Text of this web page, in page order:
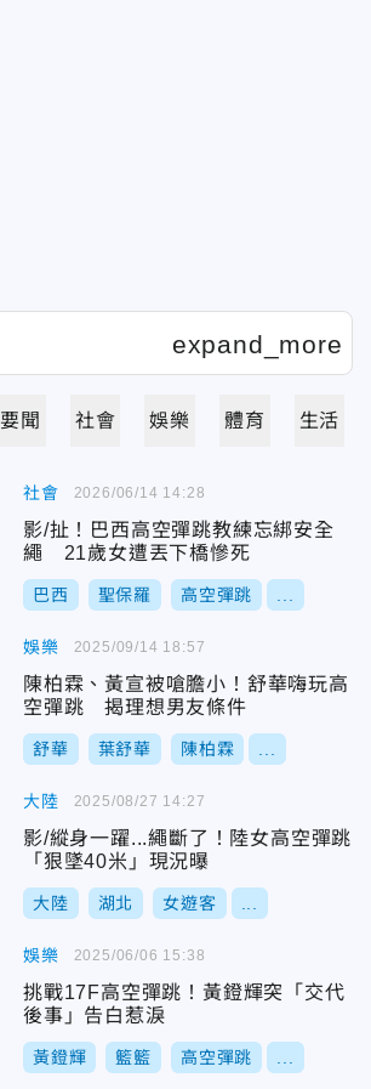
要聞 社會 娛樂 體育 生活
社會
影/扯！巴西高空彈跳教練忘綁安全
繩 21歲女遭丟下橋慘死
巴西 聖保羅 高空彈跳
2026/06/14 14:28
娛樂
陳柏霖、黃宣被嗆膽小！舒華嗨玩高
空彈跳 揭理想男友條件
舒華 葉舒華 陳柏霖
2025/09/14 18:57
大陸
影/縱身一躍...繩斷了！陸女高空彈跳
「狠墜40米」現況曝
大陸 湖北 女遊客
2025/08/27 14:27
娛樂
挑戰17F高空彈跳！黃鐙輝突「交代
後事」告白惹淚
黃鐙輝 籃籃 高空彈跳
2025/06/06 15:38